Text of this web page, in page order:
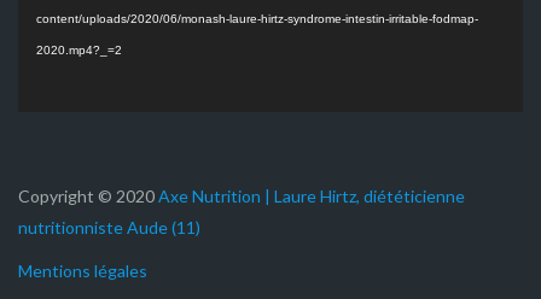
content/uploads/2020/06/monash-laure-hirtz-syndrome-intestin-irritable-fodmap-
2020.mp4?_=2
Copyright © 2020Axe Nutrition | Laure Hirtz, diététicienne
nutritionniste Aude (11)
Mentions légales